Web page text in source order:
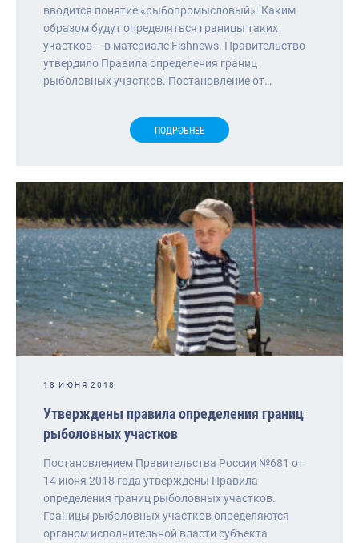
вводится понятие «рыбопромысловый». Каким
образом будут определяться границы таких
участков – в материале Fishnews. Правительство
утвердило Правила определения границ
рыболовных участков. Постановление от…
ПОДРОБНЕЕ
18 ИЮНЯ 2018
Утверждены правила определения границ
рыболовных участков
Постановлением Правительства России №681 от
14 июня 2018 года утверждены Правила
определения границ рыболовных участков.
Границы рыболовных участков определяются
органом исполнительной власти субъекта